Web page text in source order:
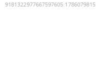
9181322977667597605:1786079815